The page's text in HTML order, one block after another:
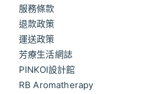
服務條款
退款政策
運送政策
芳療生活網誌
PINKOI設計館
RB Aromatherapy